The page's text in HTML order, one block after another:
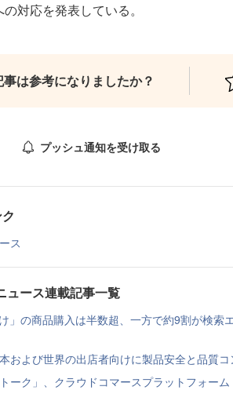
対応を発表している。
事は参考になりましたか？
プッシュ通知を受け取る
ス
ュース連載記事一覧
け」の商品購入は半数超、一方で約9割が検索
および世界の出店者向けに製品安全と品質
トーク」、クラウドコマースプラットフォー